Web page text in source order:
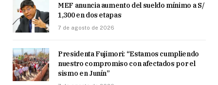
MEF anuncia aumento del sueldo mínimo a S/
1,300 en dos etapas
7 de agosto de 2026
Presidenta Fujimori: “Estamos cumpliendo
nuestro compromiso con afectados por el
sismo en Junín”